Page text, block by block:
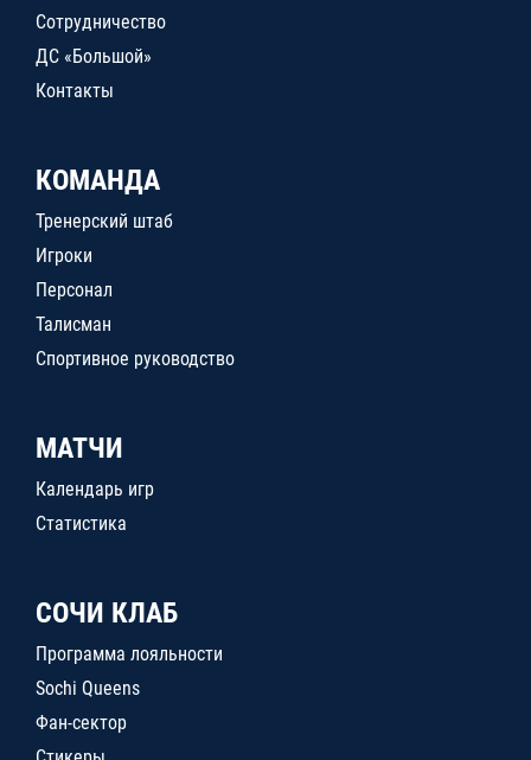
Сотрудничество
ДС «Большой»
Контакты
КОМАНДА
Тренерский штаб
Игроки
Персонал
Талисман
Спортивное руководство
МАТЧИ
Календарь игр
Статистика
СОЧИ КЛАБ
Программа лояльности
Sochi Queens
Фан-сектор